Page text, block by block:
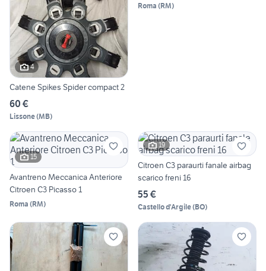
4
Catene Spikes Spider compact 2
60 €
Lissone(MB)
Roma (RM)
15
Avantreno Meccanica Anteriore
Citroen C3 Picasso 1
Roma (RM)
19
Citroen C3 paraurti fanale airbag
scarico freni 16
55 €
Castello d'Argile(BO)